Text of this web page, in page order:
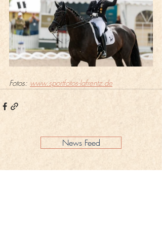
Fotos: www.sportfotos-lafrentz.de
News Feed